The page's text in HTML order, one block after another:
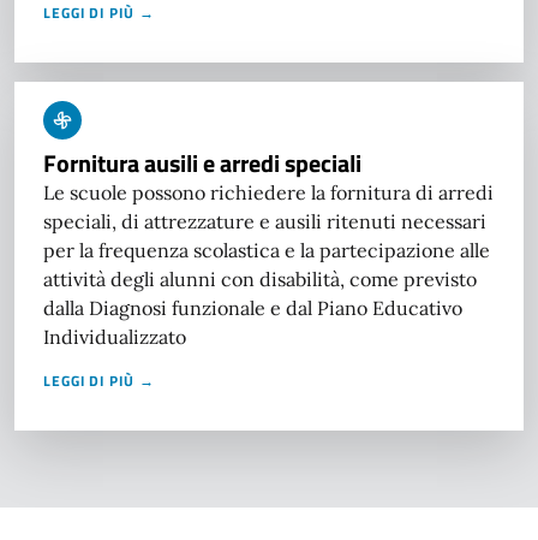
LEGGI DI PIÙ →
Fornitura ausili e arredi speciali
Le scuole possono richiedere la fornitura di arredi
speciali, di attrezzature e ausili ritenuti necessari
per la frequenza scolastica e la partecipazione alle
attività degli alunni con disabilità, come previsto
dalla Diagnosi funzionale e dal Piano Educativo
Individualizzato
LEGGI DI PIÙ →